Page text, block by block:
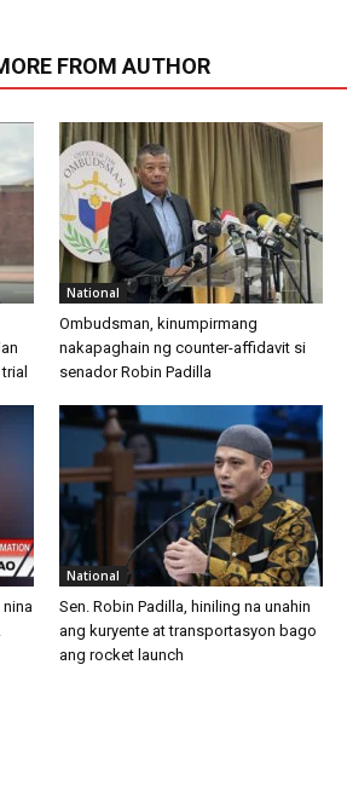
FROM AUTHOR
National
Ombudsman, kinumpirmang
nakapaghain ng counter-affidavit si
senador Robin Padilla
nina
National
Sen. Robin Padilla, hiniling na unahin
ang kuryente at transportasyon bago
ang rocket launch